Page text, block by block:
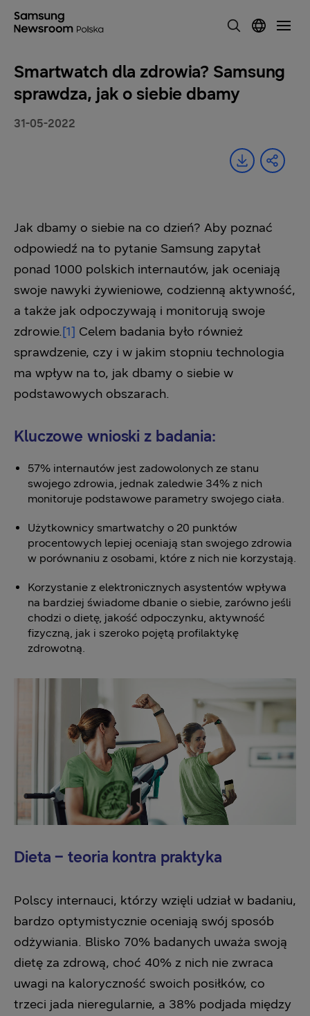
Smartwatch dla zdrowia? Samsung
sprawdza, jak o siebie dbamy
31-05-2022
Jak dbamy o siebie na co dzień? Aby poznać
odpowiedź na to pytanie Samsung zapytał
ponad 1000 polskich internautów, jak oceniają
swoje nawyki żywieniowe, codzienną aktywność,
a także jak odpoczywają i monitorują swoje
zdrowie.[1] Celem badania było również
sprawdzenie, czy i w jakim stopniu technologia
ma wpływ na to, jak dbamy o siebie w
podstawowych obszarach.
Kluczowe wnioski z badania:
57% internautów jest zadowolonych ze stanu
swojego zdrowia, jednak zaledwie 34% z nich
monitoruje podstawowe parametry swojego ciała.
Użytkownicy smartwatchy o 20 punktów
procentowych lepiej oceniają stan swojego zdrowia
w porównaniu z osobami, które z nich nie korzystają.
Korzystanie z elektronicznych asystentów wpływa
na bardziej świadome dbanie o siebie, zarówno jeśli
chodzi o dietę, jakość odpoczynku, aktywność
fizyczną, jak i szeroko pojętą profilaktykę
zdrowotną.
Dieta – teoria kontra praktyka
Polscy internauci, którzy wzięli udział w badaniu,
bardzo optymistycznie oceniają swój sposób
odżywiania. Blisko 70% badanych uważa swoją
dietę za zdrową, choć 40% z nich nie zwraca
uwagi na kaloryczność swoich posiłków, co
trzeci jada nieregularnie, a 38% podjada między